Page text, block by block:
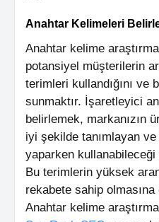
Anahtar Kelimeleri
Anahtar kelime
potansiyel müşterilerin
terimleri kullandığını
sunmaktır. İşaretleyici
belirlemek, markanızın
iyi şekilde tanımlayan
yaparken
Bu terimlerin yüksek
rekabete sahip
Anahtar kelime